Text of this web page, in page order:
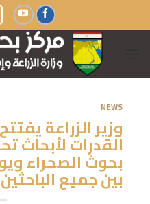
NEWS
وزير الزراعة
القدرات لأبحاث
بحوث الصحراء
بين جميع